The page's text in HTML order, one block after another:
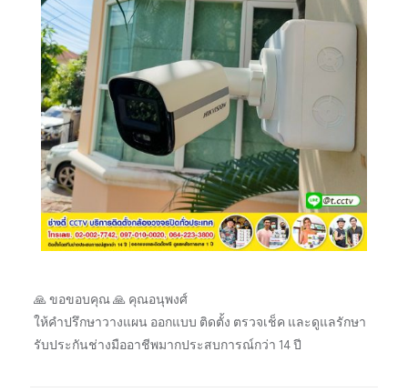
🙏 ขอขอบคุณ 🙏 คุณอนุพงศ์
ให้คำปรึกษาวางแผน ออกแบบ ติดตั้ง ตรวจเช็ค และดูแลรักษา
รับประกันช่างมืออาชีพมากประสบการณ์กว่า 14 ปี